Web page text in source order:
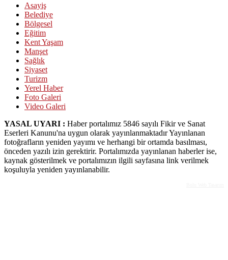
Asayiş
Belediye
Bölgesel
Eğitim
Kent Yaşam
Manşet
Sağlık
Siyaset
Turizm
Yerel Haber
Foto Galeri
Video Galeri
YASAL UYARI : Haber portalımız 5846 sayılı Fikir ve Sanat
Eserleri Kanunu'na uygun olarak yayınlanmaktadır Yayınlanan
fotoğrafların yeniden yayımı ve herhangi bir ortamda basılması,
önceden yazılı izin gerektirir. Portalımızda yayınlanan haberler ise,
kaynak gösterilmek ve portalımızın ilgili sayfasına link verilmek
koşuluyla yeniden yayınlanabilir.